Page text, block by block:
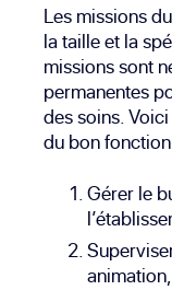
Les missions
la taille et la
missions sont
permanentes
des soins.
du bon
Gérer le